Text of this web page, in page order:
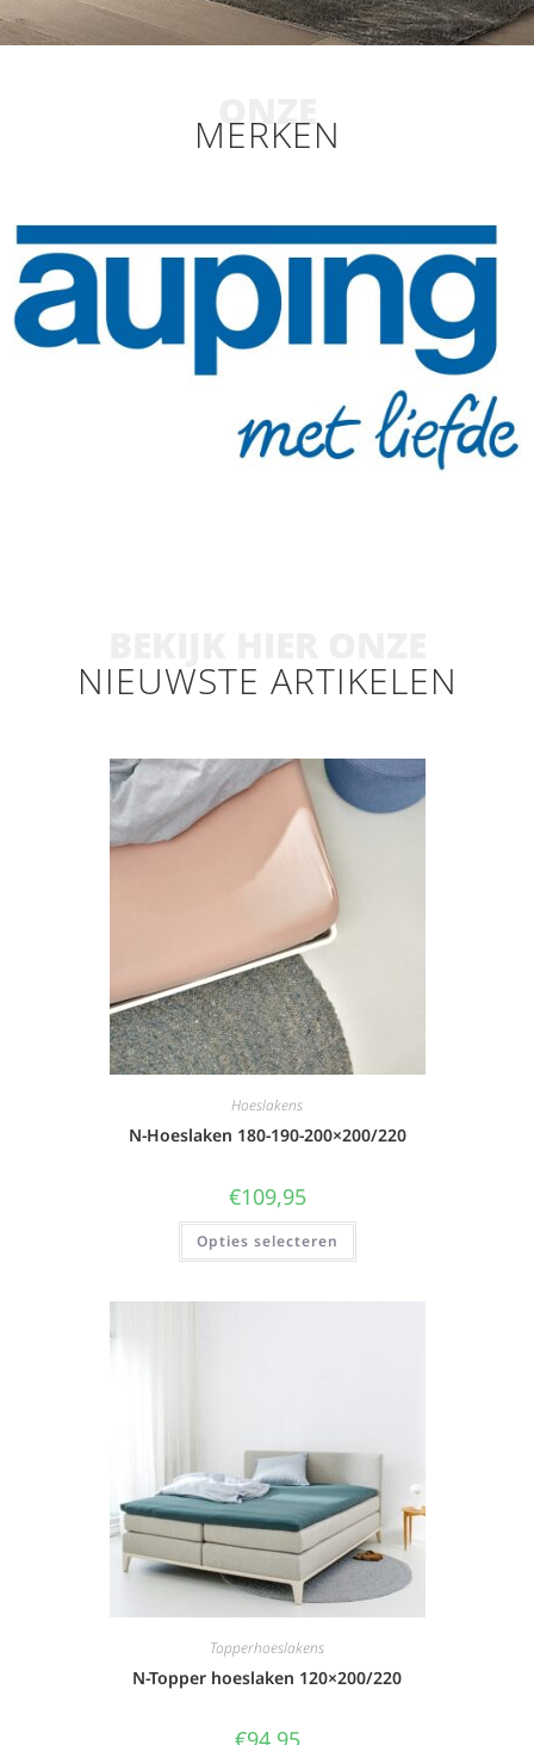
ONZE
MERKEN
NIEUWSTE ARTIKELEN
Hoeslakens
N-Hoeslaken 180-190-200×200/220
€109,95
Opties selecteren
Topperhoeslakens
N-Topper hoeslaken 120×200/220
€94,95